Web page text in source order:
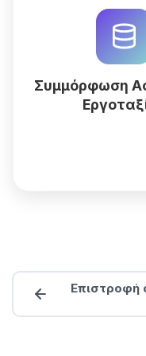
Συμμόρφωση
εργοταξίου με το
Διαχειριστείτε
ΜΑΠ και
ενιαίο περιβάλλον
σήμερα!
Επιστροφή